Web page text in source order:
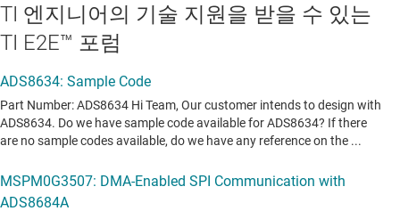
TI 엔지니어의 기술 지원을 받을 수 있는
TI E2E™ 포럼